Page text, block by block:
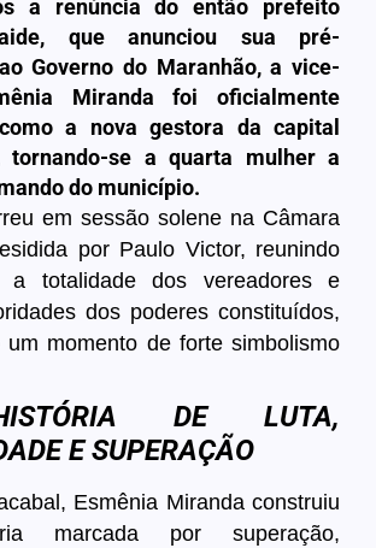
a renúncia do então prefeito
que anunciou sua pré-
Governo do Maranhão, a vice-
Miranda foi oficialmente
a nova gestora da capital
tornando-se a quarta mulher a
do município.
em sessão solene na Câmara
por Paulo Victor, reunindo
a totalidade dos vereadores e
dos poderes constituídos,
um momento de forte simbolismo
DE LUTA,
E SUPERAÇÃO
Esmênia Mirandaconstruiu
marcada por superação,